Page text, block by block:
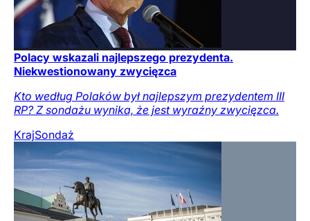
Polacy wskazali najlepszego prezydenta.
Niekwestionowany zwycięzca
Kto według Polaków był najlepszym prezydentem III
RP? Z sondażu wynika, że jest wyraźny zwycięzca.
KrajSondaż